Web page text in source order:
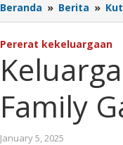
Beranda » Berita »
Pererat kekeluargaan
Family
January 5, 2025